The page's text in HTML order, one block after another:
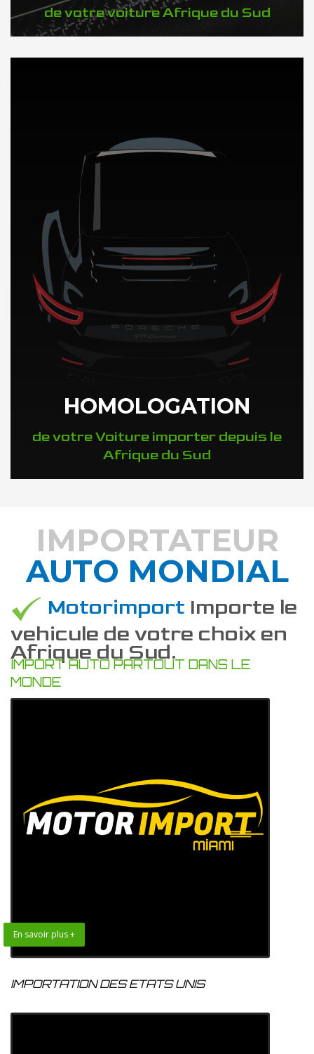
de votre voiture Afrique du Sud
DÉCOUVREZ NOTRE IMPORTATION AUTO en Afrique du Sud
HOMOLOGATION
de votre Voiture importer depuis le
Afrique du Sud
DÉCOUVREZ COMMENT
IMPORTATEUR
AUTO MONDIAL
Motorimport Importe le
vehicule de votre choix en
Afrique du Sud.
IMPORT AUTO PARTOUT DANS LE
MONDE
En savoir plus +
IMPORTATION DES ETATS UNIS